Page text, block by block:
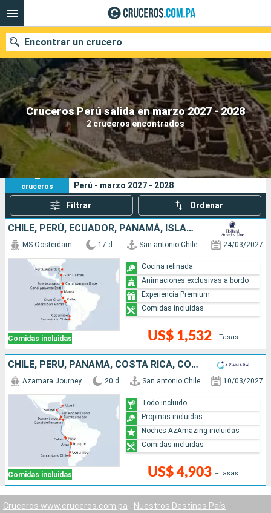
Cruceros Perú salida en marzo 2027 - 2028
2 cruceros encontrados
Encontrar un crucero
Nuestros destinos
Fecha de salida
Puertos Compañías
Buscar
2
cruceros
Sus criterios de búsqueda:
Perú - marzo 2027 - 2028
Filtrar Ordenar
CHILE, PERÚ, ECUADOR, PANAMÁ, ISLAS CAIMÁN, ESTADOS UNIDOS
Comidas incluidas
MS Oosterdam 17 d San antonio Chile 24/03/2027
US$ 1,532 +Tasas
Cocina refinada
Animaciones exclusivas a bordo
Experiencia Premium
Comidas incluidas
CHILE, PERÚ, PANAMÁ, COSTA RICA, COLOMBIA, MÉXICO, ESTADOS UNIDOS
Comidas incluidas
Azamara Journey 20 d San antonio Chile 10/03/2027
US$ 4,903 +Tasas
Todo incluido
Propinas incluidas
Noches AzAmazing incluidas
Comidas incluidas
Cruceros www.cruceros.com.pa
Nuestros Destinos País